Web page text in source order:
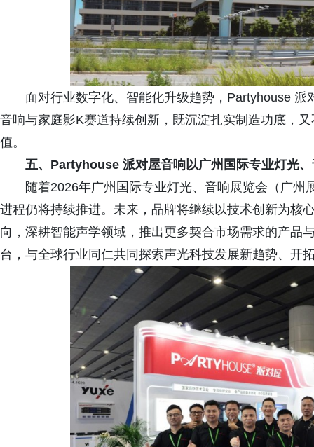
面对行业数字化、智能化升级趋势，Partyhouse
音响与家庭影K赛道持续创新，既沉淀扎实制造功底，
值。
五、 Partyhouse 派对屋音响以广州国际专业灯光
随着2026年广州国际专业灯光、音响展览会（广
进程仍将持续推进。未来，品牌将继续以技术创新为核
向，深耕智能声学领域，推出更多契合市场需求的产品
台，与全球行业同仁共同探索声光科技发展新趋势、开